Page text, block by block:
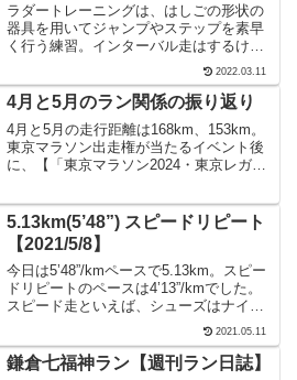
ラダートレーニングは、はしごの形状の
器具を用いてジャンプやステップを素早
く行う練習。インターバル走はするけれ
ど、起伏のある不整地をみんなでスピー
ドの変化をつけながら走るファルトレク
も初めてで、相当疲れました。【2022年
2月21日〜27日】
2022.03.11
4月と5月のラン関係の振り返り
4月と5月の走行距離は168km、153km。
東京マラソン出走権が当たるイベント後
に、【「東京マラソン2024・東京レガシ
んでいたところ……。【2023年4〜5月】
5.13km(5’48”) スピードリピート
【2021/5/8】
今日は5’48”/kmペースで5.13km。スピー
ドリピートのペースは4’13”/kmでした。
スピード走といえば、シューズはナイキ
の「ズームフライ フライニット」。今日
は材木座海岸から若江島を経由し、逗子
マリーナで30秒のインターバルです。
2021.05.11
鎌倉七福神ラン【週刊ラン日誌】